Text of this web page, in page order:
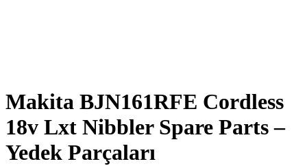
Makita BJN161RFE Cordless
18v Lxt Nibbler Spare Parts –
Yedek Parçaları